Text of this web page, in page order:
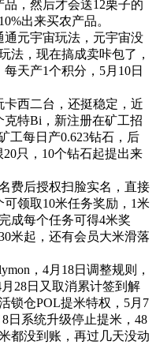
，然后才会送12栗子的
出来买农产品。
通元宇宙玩法，元宇宙没
法，现在搞成卖咔包了，
天产1个积分，5月10日
卡西二台，还挺稳定，近
克特Bi，新注册在矿工招
工每日产0.623钻石，后
只，10个钻石起提出来
费后授权扫脸实名，直接
领取10米任务奖励，1米
成每个任务可得4米奖
米起，还有会员大米滑落
， 4月18日调整规则，
28日又取消累计签到解
锁仓POL提米特权，5月7
日系统升级停止提米，48
都没到账，再过几天没动